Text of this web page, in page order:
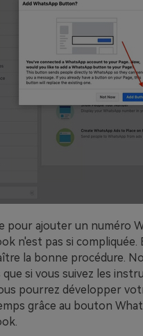
pour ajouter un numéro
n'est pas si compliquée.
la bonne procédure.
si vous suivez les
pourrez développer
grâce au bouton